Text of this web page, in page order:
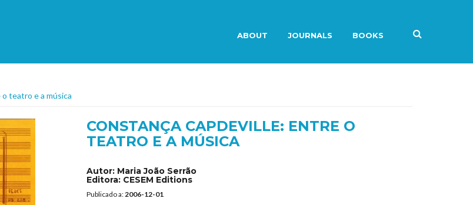
ABOUT JOURNALS BOOKS
teatro e a música
CONSTANÇA CAPDEVILLE: ENTRE O
TEATRO E A MÚSICA
Autor: Maria João Serrão
Editora: CESEM Editions
Publicado a: 2006-12-01